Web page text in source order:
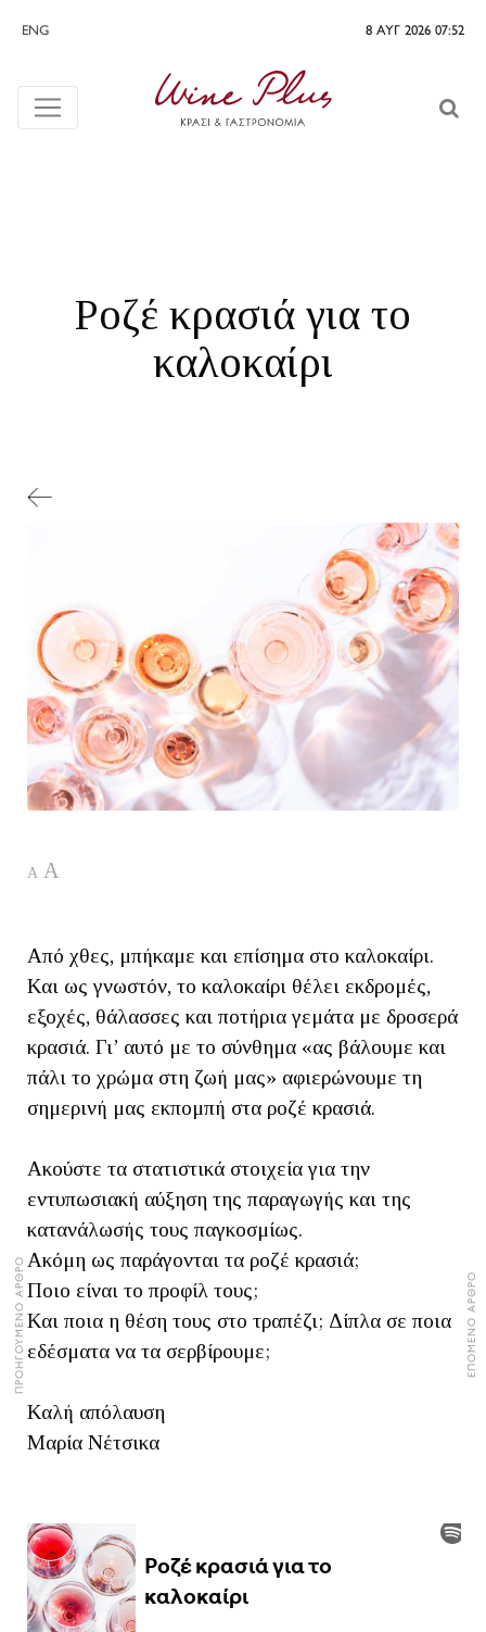
ENG 8 ΑΥΓ 2026 07:52
ΠΡΟΗΓΟΥΜΕΝΟ ΑΡΘΡΟ ΕΠΟΜΕΝΟ ΑΡΘΡΟ
Ροζέ κρασιά για το
καλοκαίρι
A A
Από χθες, μπήκαμε και επίσημα στο καλοκαίρι.
Και ως γνωστόν, το καλοκαίρι θέλει εκδρομές,
εξοχές, θάλασσες και ποτήρια γεμάτα με δροσερά
κρασιά. Γι’ αυτό με το σύνθημα «ας βάλουμε και
πάλι το χρώμα στη ζωή μας» αφιερώνουμε τη
σημερινή μας εκπομπή στα ροζέ κρασιά.
Ακούστε τα στατιστικά στοιχεία για την
εντυπωσιακή αύξηση της παραγωγής και της
κατανάλωσής τους παγκοσμίως.
Ακόμη ως παράγονται τα ροζέ κρασιά;
Ποιο είναι το προφίλ τους;
Και ποια η θέση τους στο τραπέζι; Δίπλα σε ποια
εδέσματα να τα σερβίρουμε;
Καλή απόλαυση
Μαρία Νέτσικα